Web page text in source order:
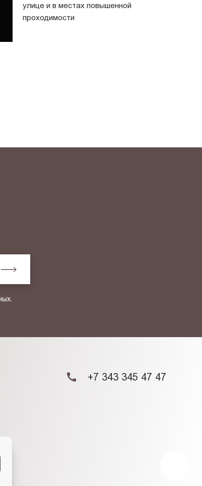
улице и в местах повышенной
проходимости
+7 343 345 47 47